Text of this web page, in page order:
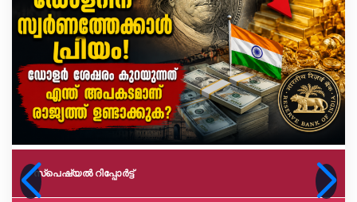
സ്പെഷ്യൽ റിപ്പോര്‍ട്ട്